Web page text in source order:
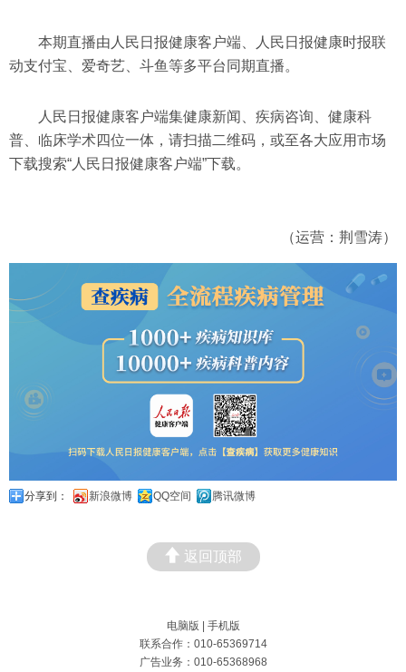
本期直播由人民日报健康客户端、人民日报健康时报联
动支付宝、爱奇艺、斗鱼等多平台同期直播。
人民日报健康客户端集健康新闻、疾病咨询、健康科
普、临床学术四位一体，请扫描二维码，或至各大应用市场
下载搜索“人民日报健康客户端”下载。
（运营：荆雪涛）
分享到： 新浪微博 QQ空间 腾讯微博
返回顶部
电脑版
手机版
联系合作：010-65369714
广告业务：010-65368968